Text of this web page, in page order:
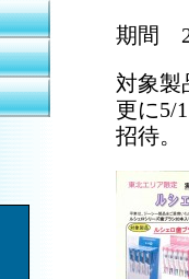
期間
対象製
更に5/
招待。